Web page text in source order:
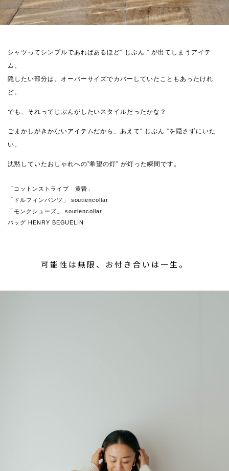
シャツってシンプルであればあるほど" じぶん ” が出てしまうアイテ
ム。
隠したい部分は、オーバーサイズでカバーしていたこともあったけれ
ど。
でも、それってじぶんがしたいスタイルだったかな？
ごまかしがきかないアイテムだから、あえて" じぶん ”を隠さずにいた
い。
沈黙していたおしゃれへの”希望の灯” が灯った瞬間です。
「コットンストライプ 黄昏」
「ドルフィンパンツ」 soutiencollar
「モンクシューズ」 soutiencollar
バッグ HENRY BEGUELIN
可能性は無限、お付き合いは一生。